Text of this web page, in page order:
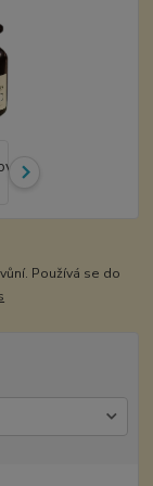
Používá se do